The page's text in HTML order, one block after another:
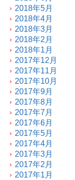
2018年5月
2018年4月
2018年3月
2018年2月
2018年1月
2017年12月
2017年11月
2017年10月
2017年9月
2017年8月
2017年7月
2017年6月
2017年5月
2017年4月
2017年3月
2017年2月
2017年1月